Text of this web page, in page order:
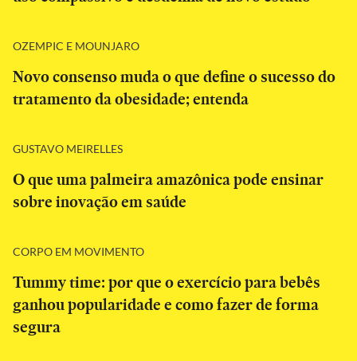
OZEMPIC E MOUNJARO
Novo consenso muda o que define o sucesso do
tratamento da obesidade; entenda
GUSTAVO MEIRELLES
O que uma palmeira amazônica pode ensinar
sobre inovação em saúde
CORPO EM MOVIMENTO
Tummy time: por que o exercício para bebês
ganhou popularidade e como fazer de forma
segura